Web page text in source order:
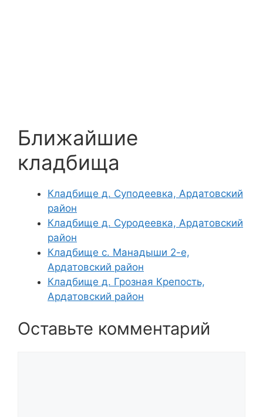
Ближайшие
кладбища
Кладбище д. Суподеевка, Ардатовский
район
Кладбище д. Суродеевка, Ардатовский
район
Кладбище с. Манадыши 2-е,
Ардатовский район
Кладбище д. Грозная Крепость,
Ардатовский район
Оставьте комментарий